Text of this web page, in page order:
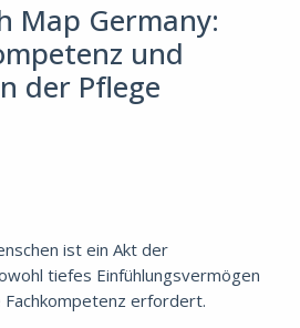
Map Germany:
und
der Pflege
ist ein Akt der
tiefes Einfühlungsvermögen
Fachkompetenz erfordert.